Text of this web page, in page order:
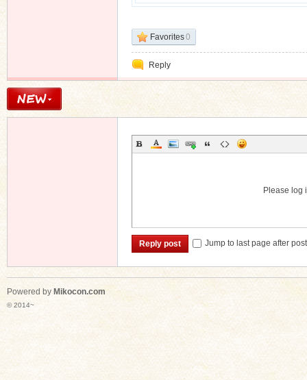
Favorites0
Reply
Please log
Reply post Jump to last page after
Powered by Mikocon.com
© 2014~